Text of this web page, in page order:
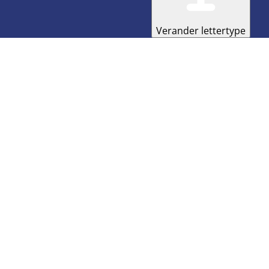
Verander lettertype